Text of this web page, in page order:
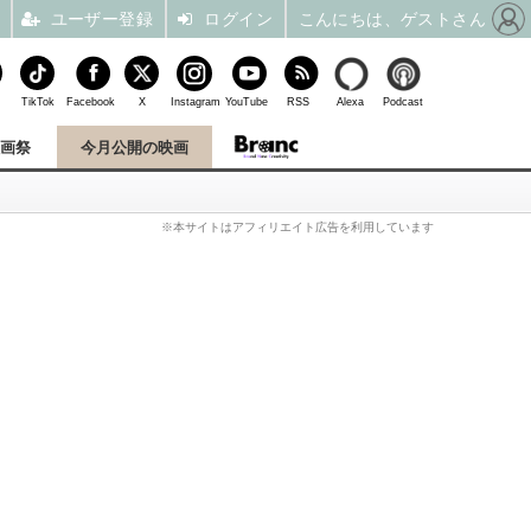
祭 今月公開の映画
※本サイトはアフィリエイト広告を利用しています
TikTok Facebook X Instagram YouTube RSS Alexa Podcast
ユーザー登録 ログイン こんにちは、ゲストさん